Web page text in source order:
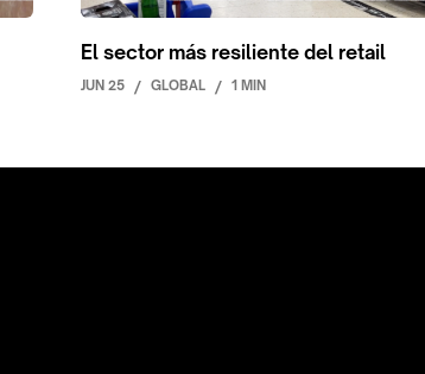
El sector más resiliente del retail
JUN 25 / GLOBAL / 1 MIN